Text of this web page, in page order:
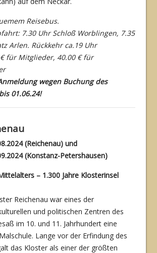
Reisebus.
7.30 Uhr Schloß Worblingen, 7.35
Arlen. Rückkehr ca.19 Uhr
für Mitglieder, 40.00 € für
wegen Buchung des
01.06.24!
(Reichenau) und
(Konstanz-Petershausen)
– 1.300 Jahre Klosterinsel
Reichenau war eines der
und politischen Zen­tren des
im 10. und 11. Jahrhundert eine
Lange vor der Erfindung des
das Kloster als einer der größten